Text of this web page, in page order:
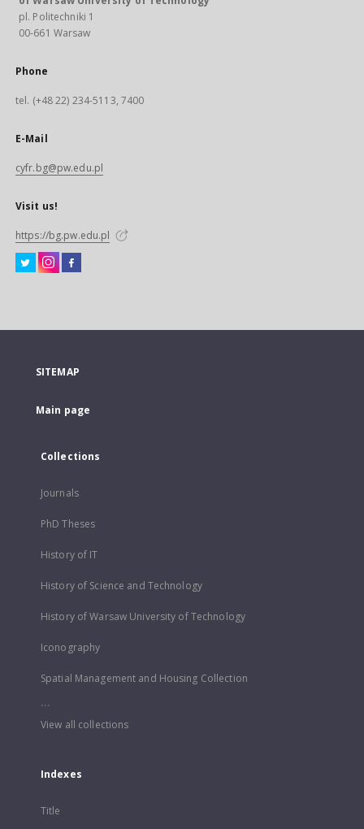
pl. Politechniki 1
00-661 Warsaw
Phone
tel. (+48 22) 234-5113, 7400
E-Mail
cyfr.bg@pw.edu.pl
Visit us!
https://bg.pw.edu.pl
SITEMAP
Main page
Collections
Journals
PhD Theses
History of IT
History of Science and Technology
History of Warsaw University of Technology
Iconography
Spatial Management and Housing Collection
...
View all collections
Indexes
Title